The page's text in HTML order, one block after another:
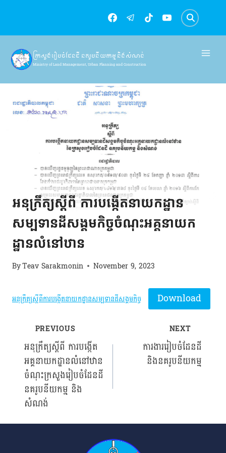
content
ក្រសួងរៀបចំដែនដី នគរូបនីយកម្ម និងសំណង់
Ministry of Land Management, Urban Planning and Construction
អគ្គនាយកដ្ធានលំនៅឋាន|អង្គភាពក្រោមឱវាទ
អនុក្រឹត្យស្តីពី ការបង្កើតនាយកដ្ឋាន
សម្បទានដីសង្គមកិច្ចចំណុះអគ្គនាយក
ដ្ឋានលំនៅឋាន
ByTeav Sarakmonin November 9, 2023
អនុក្រឹត្យស្តីពីការបង្កើតនាយកដ្ឋានសម្បទានដីសង្គមកិច្ច Download
Post
navigation
PREVIOUS
អនុក្រឹត្យស្តីពី ការបង្កើត
អគ្គនាយកដ្ឋានលំនៅឋាន
ចំណុះក្រសួងរៀបចំដែនដី
នគរូបនីយកម្ម និង
សំណង់
NEXT
ការងាររៀបចំដែនដី
និងនគរូបនីយកម្ម